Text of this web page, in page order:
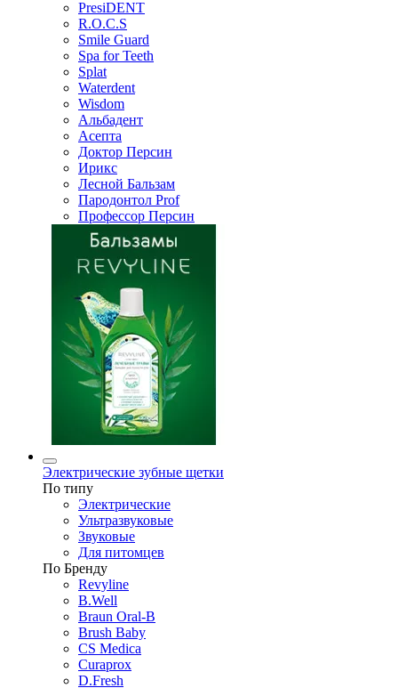
PresiDENT
R.O.C.S
Smile Guard
Spa for Teeth
Splat
Waterdent
Wisdom
Альбадент
Асепта
Доктор Персин
Ирикс
Лесной Бальзам
Пародонтол Prof
Профессор Персин
Электрические зубные щетки
По типу
Электрические
Ультразвуковые
Звуковые
Для питомцев
По Бренду
Revyline
B.Well
Braun Oral-B
Brush Baby
CS Medica
Curaprox
D.Fresh